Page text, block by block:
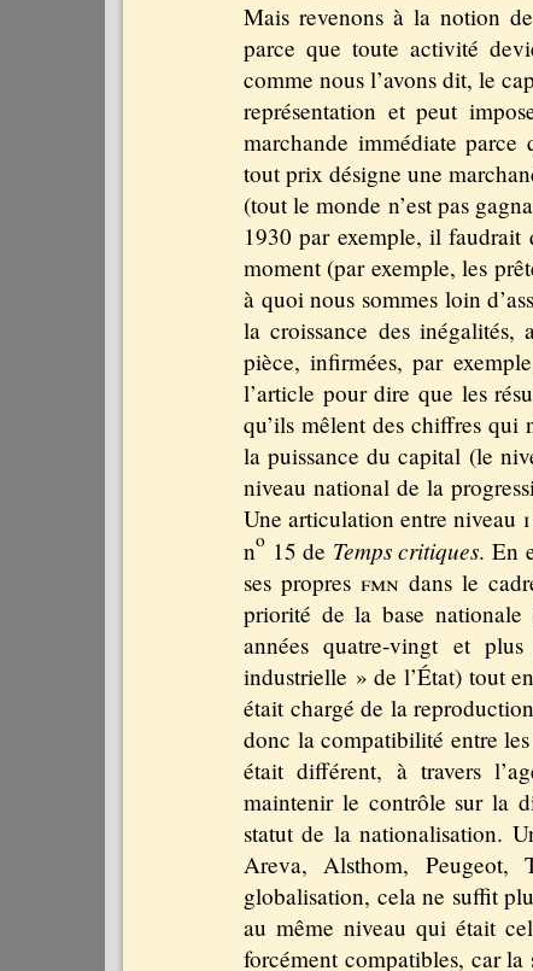
Mais revenons à la notion
parce que toute activité
comme nous l’avons dit, le
représentation et peut
marchande immédiate parce
tout prix désigne une
(tout le monde n’est pas
1930 par exemple, il faudrait
moment (par exemple, les
à quoi nous sommes loin
la croissance des inégalités,
pièce, infirmées, par
l’article pour dire que les
qu’ils mêlent des chiffres qui
la puissance du capital (le
niveau national de la
Une articulation entre niveau i
no 15 de Temps critiques. En
ses propres fmn dans le
priorité de la base
années quatre-vingt et
industrielle » de l’État) tout
était chargé de la
donc la compatibilité entre
était différent, à travers
maintenir le contrôle sur la
statut de la nationalisation.
Areva, Alsthom,
globalisation, cela ne suffit
au même niveau qui était
forcément compatibles, car